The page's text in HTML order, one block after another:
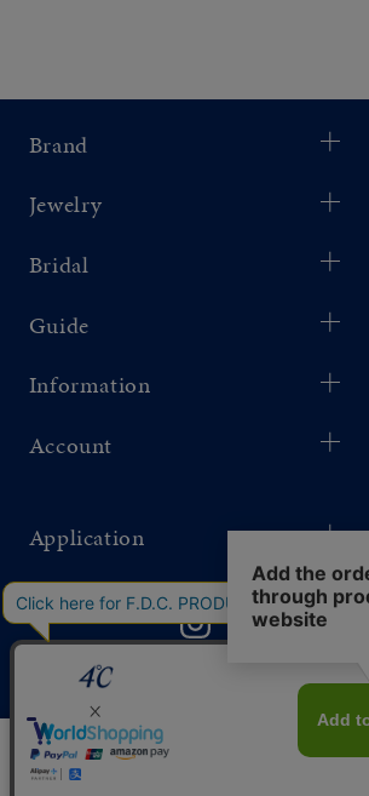
Brand
Jewelry
Bridal
Guide
Information
Account
Application
このサイトではサービス向上のためクッキー
を利用しています。